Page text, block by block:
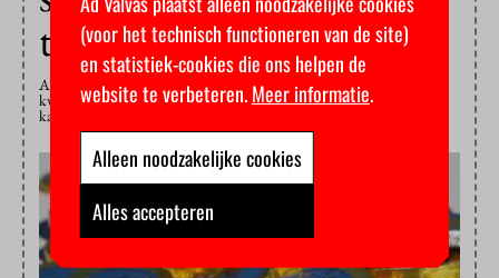
toeslagenaffaire
Als studieschulden voortkomen uit de toeslagenaffaire, scheld ze dan
kwijt. Die oproep doen vijf lokale kinderombudsmannen aan het
kabinet. Maar ze krijgen nul op het rekest.
(voor het technisch functioneren van de site)
en statistiek-cookies die ons helpen de
website te verbeteren.Meer informatie.
Alleen noodzakelijke cookies
Alles accepteren